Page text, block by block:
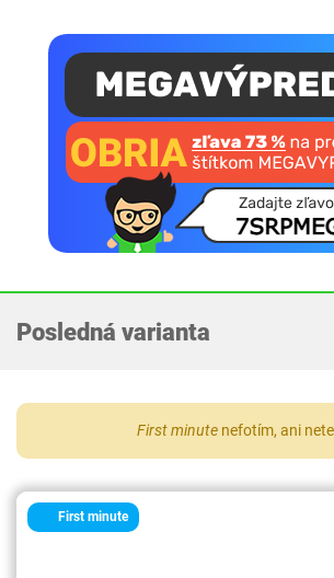
Posledná varianta
First minute nefotím, ani
First minute